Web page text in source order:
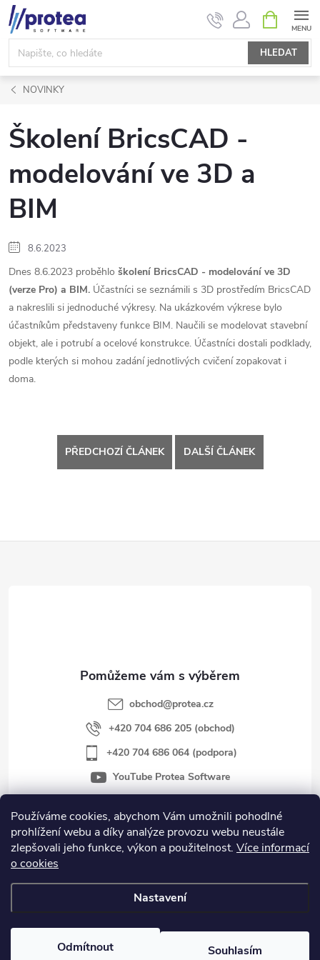
Používáme cookies, abychom Vám umožnili pohodlné
prohlížení webu a díky analýze provozu webu neustále
zlepšovali jeho funkce, výkon a použitelnost. Více informací
o cookies
Nastavení
Odmítnout Souhlasím
Přejít
na
obsah
HLEDAT
NÁKUPNÍ
KOŠÍK
NOVINKY
Školení BricsCAD -
modelování ve 3D a
BIM
8.6.2023
Dnes 8.6.2023 proběhlo školení BricsCAD - modelování ve 3D
(verze Pro) a BIM. Účastníci se seznámili s 3D prostředím BricsCAD
a nakreslili si jednoduché výkresy. Na ukázkovém výkrese bylo
účastníkům představeny funkce BIM. Naučili se modelovat stavební
objekt, ale i potrubí a ocelové konstrukce. Účastníci dostali podklady,
podle kterých si mohou zadání jednotlivých cvičení zopakovat i
doma.
PŘEDCHOZÍ ČLÁNEK DALŠÍ ČLÁNEK
Důležité informace
Novinky
obchod@protea.cz
+420 704 686 205 (obchod)
+420 704 686 064 (podpora)
YouTube Protea Software
. Všechna práva vyhrazena.